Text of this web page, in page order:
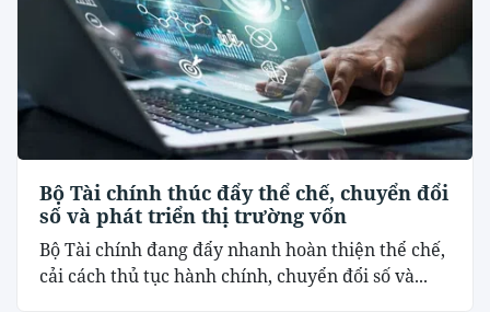
Bộ Tài chính thúc đẩy thể chế, chuyển đổi
số và phát triển thị trường vốn
Bộ Tài chính đang đẩy nhanh hoàn thiện thể chế,
cải cách thủ tục hành chính, chuyển đổi số và...